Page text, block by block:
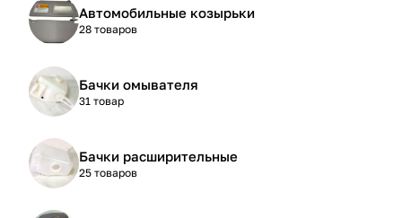
Автомобильные козырьки
28 товаров
Бачки омывателя
31 товар
Бачки расширительные
25 товаров